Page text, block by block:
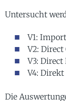
Untersucht
V1:
V2: Direct
V3: Direct
V4: Direkt
Die